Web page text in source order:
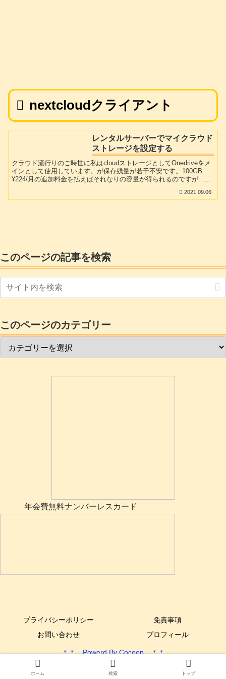
nextcloudクライアント
レンタルサーバーでマイクラウド
ストレージを設定する
クラウド流行りのご時世に私はcloudストレージとしてOnedriveをメ
インとして使用しています。が保存残量が若干不安です。100GB
¥224/月の追加料金を払えばそれなりの容量が得られるのですが...。
出る幕がありません。私はmixhostのベーシックプランを契約してい
2021.09.06
このページの記事を検索
このページのカテゴリー
年会費無料ナンバーレスカード
プライバシーポリシー
免責事項
お問い合わせ
プロフィール
＊＊ Powerd By Cocoon ＊＊
Copyright © 2017-2025 できるYone DIY All Rights Reserved.
ホーム 検索 トップ